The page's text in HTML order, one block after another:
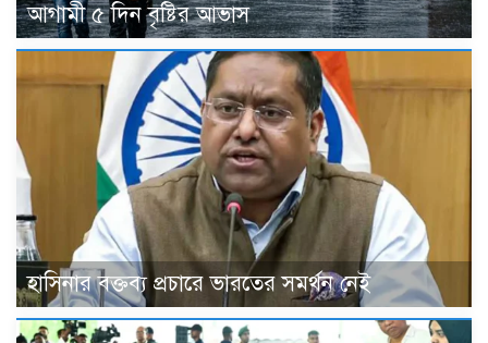
আগামী ৫ দিন বৃষ্টির আভাস
হাসিনার বক্তব্য প্রচারে ভারতের সমর্থন নেই